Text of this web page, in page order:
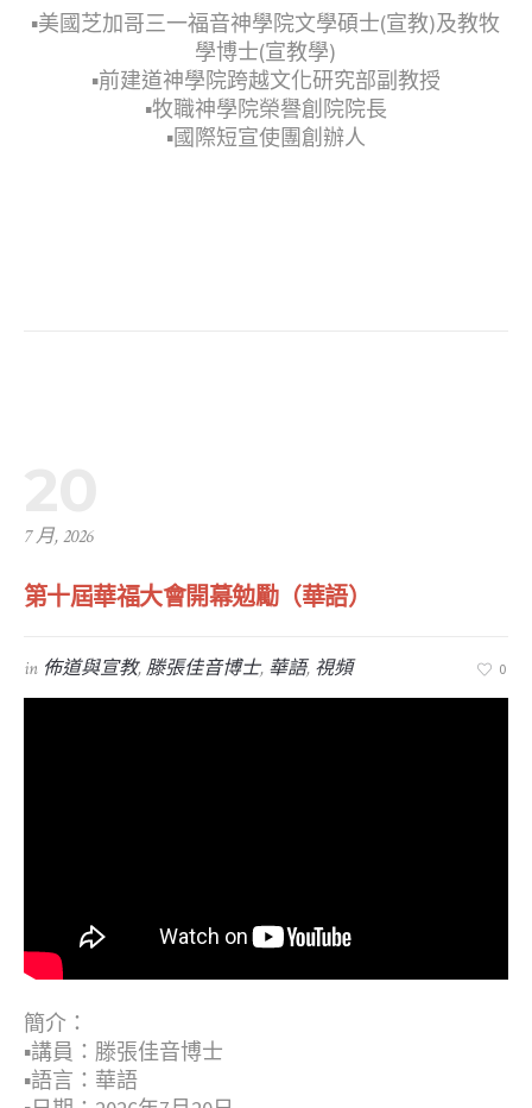
▪︎美國芝加哥三一福音神學院文學碩士(宣教)及教牧
學博士(宣教學)
▪︎前建道神學院跨越文化研究部副教授
▪︎牧職神學院榮譽創院院長
▪︎國際短宣使團創辦人
7 月, 2026
第十屆華福大會開幕勉勵（華語）
in 佈道與宣教,滕張佳音博士, 華語, 視頻 0
簡介：
▪︎講員：滕張佳音博士
▪︎語言：華語